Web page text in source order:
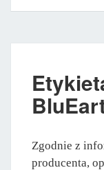
Zgodnie z
producenta,